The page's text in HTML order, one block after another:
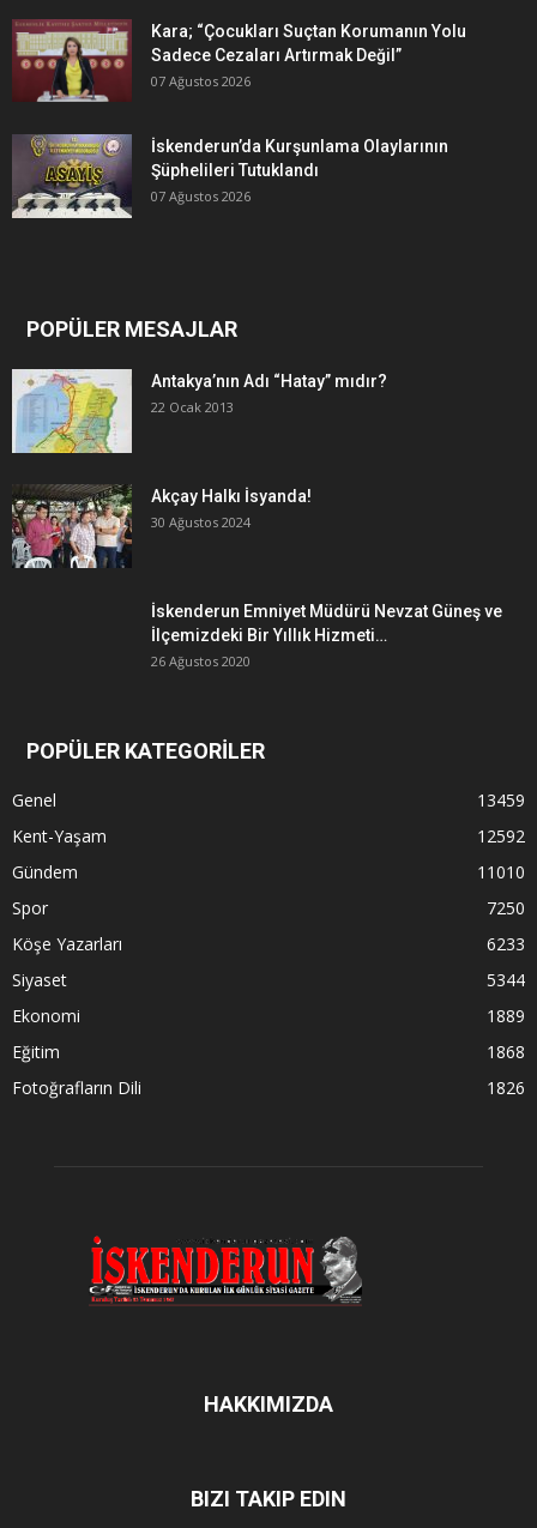
Kara; “Çocukları Suçtan Korumanın Yolu
Sadece Cezaları Artırmak Değil”
07 Ağustos 2026
İskenderun’da Kurşunlama Olaylarının
Şüphelileri Tutuklandı
07 Ağustos 2026
POPÜLER MESAJLAR
Antakya’nın Adı “Hatay” mıdır?
22 Ocak 2013
Akçay Halkı İsyanda!
30 Ağustos 2024
İskenderun Emniyet Müdürü Nevzat Güneş ve
İlçemizdeki Bir Yıllık Hizmeti…
26 Ağustos 2020
POPÜLER KATEGORİLER
Genel
13459
Kent-Yaşam
12592
Gündem
11010
Spor
7250
Köşe Yazarları
6233
Siyaset
5344
Ekonomi
1889
Eğitim
1868
Fotoğrafların Dili
1826
HAKKIMIZDA
BIZI TAKIP EDIN